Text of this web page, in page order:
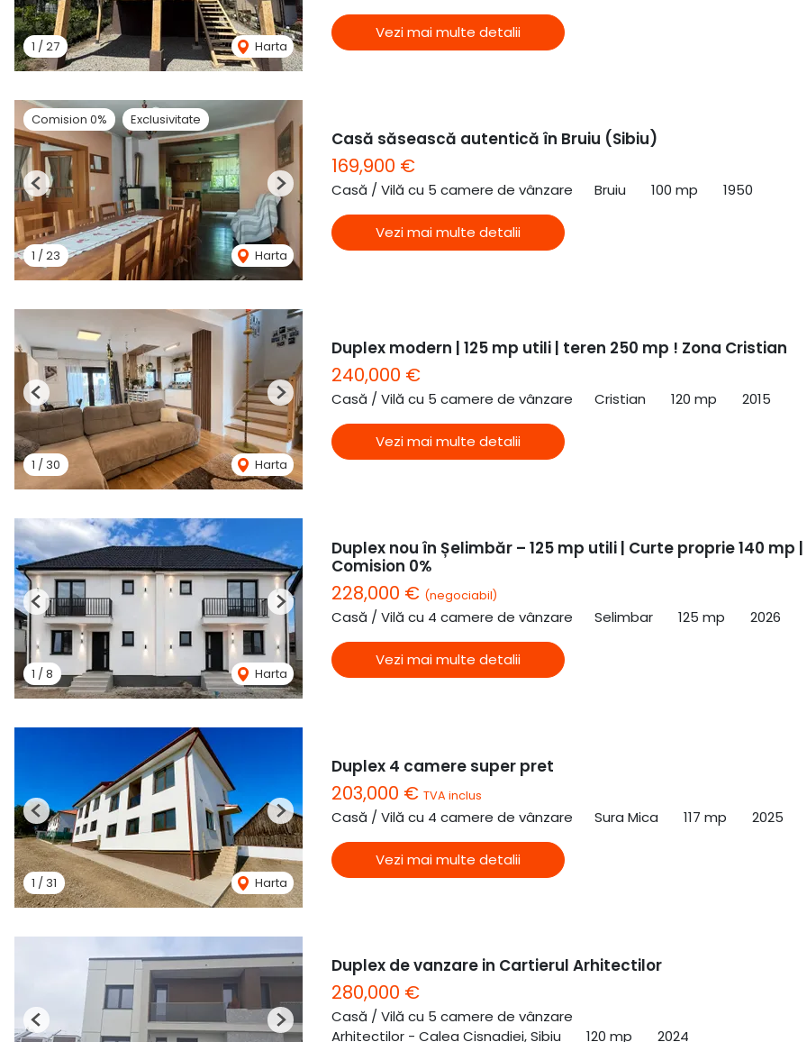
1 /27 Harta
Vezi mai multe detalii
Comision 0% Exclusivitate
1 /23 Harta
Previous Next
Casă săsească autentică în Bruiu (Sibiu)
169,900 €
Casă / Vilă cu 5 camere de vânzare Bruiu 100 mp 1950
Vezi mai multe detalii
1 / 30 Harta
Previous Next
Duplex modern | 125 mp utili | teren 250 mp ! Zona Cristian
240,000 €
Casă / Vilă cu 5 camere de vânzare Cristian 120 mp 2015
Vezi mai multe detalii
1 /8 Harta
Previous Next
Duplex nou în Șelimbăr – 125 mp utili | Curte proprie 140 mp |
Comision 0%
228,000 € (negociabil)
Casă / Vilă cu 4 camere de vânzare Selimbar 125 mp 2026
Vezi mai multe detalii
1 / 31 Harta
Previous Next
Duplex 4 camere super pret
203,000 € TVA inclus
Casă / Vilă cu 4 camere de vânzare Sura Mica 117 mp 2025
Vezi mai multe detalii
Previous Next
Duplex de vanzare in Cartierul Arhitectilor
280,000 €
Casă / Vilă cu 5 camere de vânzare
Arhitectilor - Calea Cisnadiei, Sibiu
120 mp 2024